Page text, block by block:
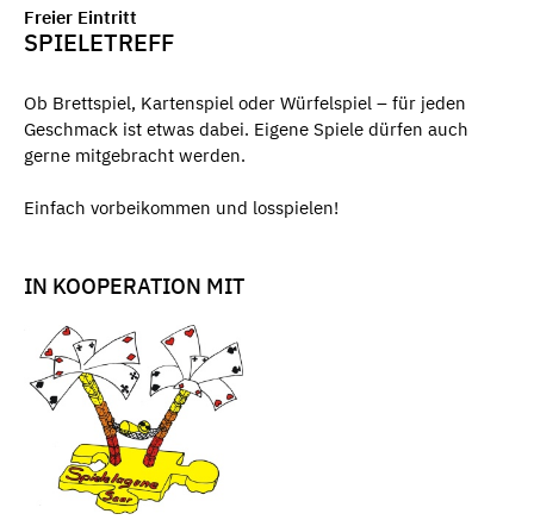
Freier Eintritt
SPIELETREFF
Ob Brettspiel, Kartenspiel oder Würfelspiel – für jeden
Geschmack ist etwas dabei. Eigene Spiele dürfen auch
gerne mitgebracht werden.
Einfach vorbeikommen und losspielen!
IN KOOPERATION MIT